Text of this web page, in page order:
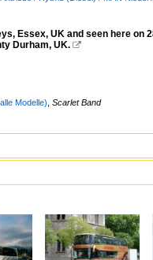
Essex, UK and seen here
Durham, UK. 
Modelle) Scarlet Band